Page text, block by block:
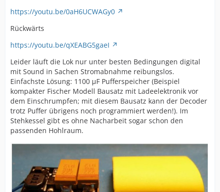
https://youtu.be/0aH6UCWAGy0
Rückwärts
https://youtu.be/qXEABG5gaeI
Leider läuft die Lok nur unter besten Bedingungen digital
mit Sound in Sachen Stromabnahme reibungslos.
Einfachste Lösung: 1100 µF Pufferspeicher (Beispiel
kompakter Fischer Modell Bausatz mit Ladeelektronik vor
dem Einschrumpfen; mit diesem Bausatz kann der Decoder
trotz Puffer übrigens noch programmiert werden!). Im
Stehkessel gibt es ohne Nacharbeit sogar schon den
passenden Hohlraum.